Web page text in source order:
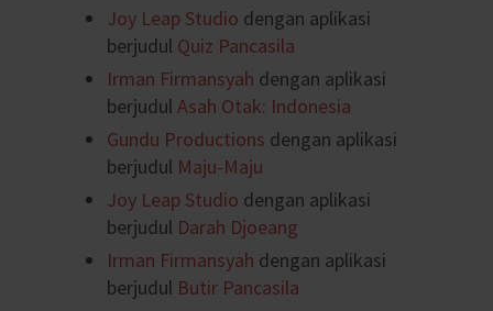
Joy Leap Studio dengan aplikasi
berjudul Quiz Pancasila
Irman Firmansyah dengan aplikasi
berjudul Asah Otak: Indonesia
Gundu Productions dengan aplikasi
berjudul Maju-Maju
Joy Leap Studio dengan aplikasi
berjudul Darah Djoeang
Irman Firmansyah dengan aplikasi
berjudul Butir Pancasila